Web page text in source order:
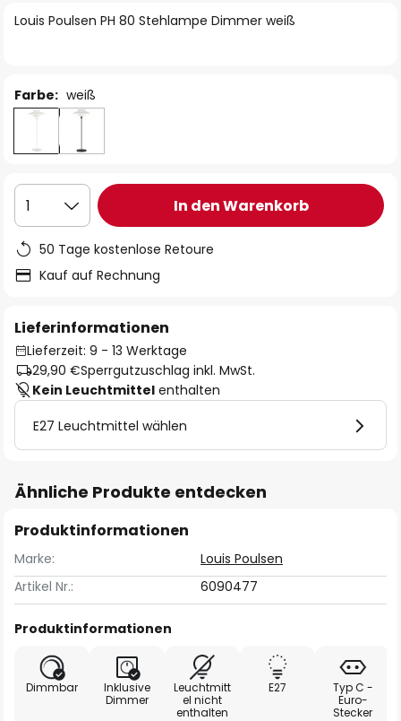
Louis Poulsen PH 80 Stehlampe Dimmer weiß
Farbe: weiß
1 In den Warenkorb
50 Tage kostenlose Retoure
Kauf auf Rechnung
Lieferinformationen
Lieferzeit: 9 - 13 Werktage
29,90 €Sperrgutzuschlag inkl. MwSt.
Kein Leuchtmittel enthalten
E27 Leuchtmittel wählen
Ähnliche Produkte entdecken
Produktinformationen
Marke:
Louis Poulsen
Artikel Nr.:
6090477
Produktinformationen
Dimmbar
Inklusive
Dimmer
Leuchtmitt
el nicht
enthalten
E27
Typ C -
Euro-
Stecker